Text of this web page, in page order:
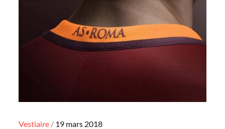
Vestiaire Posted
19 mars 2018